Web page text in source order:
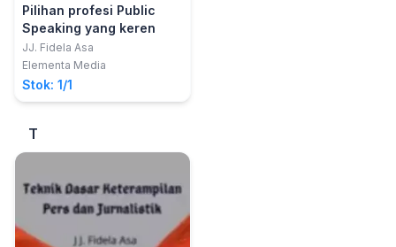
Pilihan profesi Public
Speaking yang keren
JJ. Fidela Asa
Elementa Media
Stok: 1/1
T